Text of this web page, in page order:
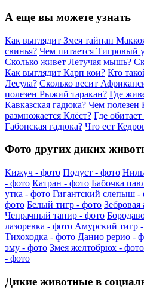
А еще вы можете узнать
Как выглядит Змея тайпан
свинья? Чем питается Тигровый
Сколько живет Летучая мышь?
Как выглядит Карп кои? Кто
Лесула? Сколько весит
полезен Рыжий таракан? Где
Кавказская гадюка? Чем
размножается Клёст? Где
Габонская гадюка? Что ест
Фото других диких
Кижуч - фото Подуст - фото
- фото Катран - фото Бабочка
утка - фото Гигантский слепыш -
фото Белый тигр - фото
Чепрачный тапир - фото
лазоревка - фото Амурский тигр
Тихоходка - фото Данио рерио -
эму - фото Змея желтобрюх - фото
- фото
Дикие животные в